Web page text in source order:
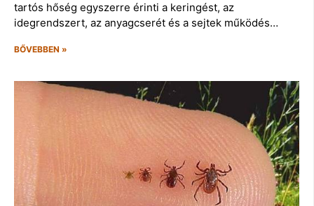
tartós hőség egyszerre érinti a keringést, az
idegrendszert, az anyagcserét és a sejtek működés…
BŐVEBBEN »